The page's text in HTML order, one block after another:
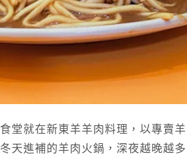
堂就在新東羊羊肉料理，以專賣
天進補的羊肉火鍋，深夜越晚越